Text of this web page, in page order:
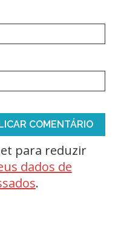
para reduzir
dados de
.